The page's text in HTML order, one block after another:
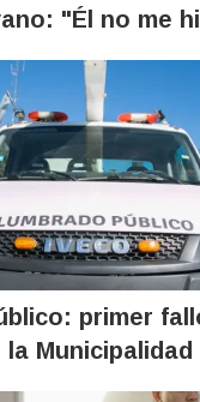
"Él no me
primer
Municipalidad